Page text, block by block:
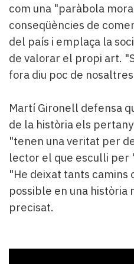
com una "paràbola
conseqüències de
del país i emplaça la
de valorar el propi art.
fora diu poc de
Martí Gironell defensa
de la història els
"tenen una veritat per
lector el que esculli per
"He deixat tants
possible en una història
precisat.